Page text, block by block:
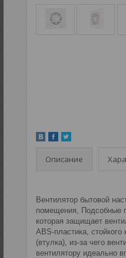
Описание
Вентилятор бытовой
помещения, Подсобные
которая защищает
ABS-пластика,
(втулка), из-за чего
вентилятору идеально